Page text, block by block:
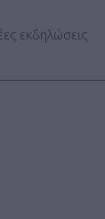
εκδηλώσεις